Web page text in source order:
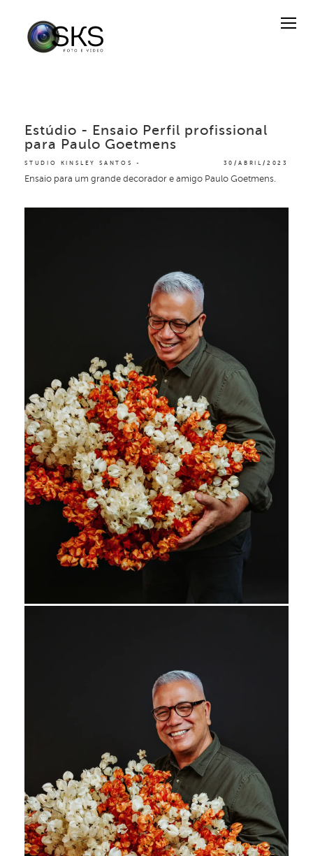
STUDIO KINSLEY SANTOS 30/ABRIL/2023
Estúdio - Ensaio Perfil profissional
para Paulo Goetmens
Ensaio para um grande decorador e amigo Paulo Goetmens.